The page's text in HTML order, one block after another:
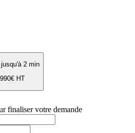
jusqu'à 2 min
€ HT
finaliser votre demande